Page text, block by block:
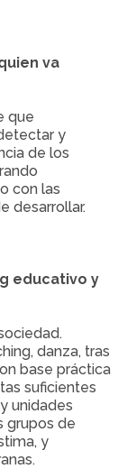
va
que
y
de los
con las
desarrollar.
educativo y
danza, tras
base práctica
suficientes
unidades
grupos de
y